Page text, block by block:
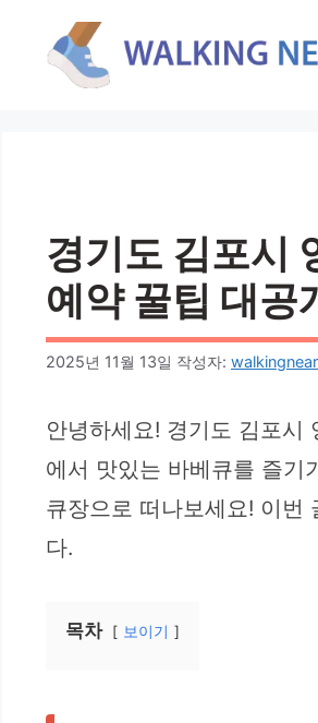
경기도 김포시
예약 꿀팁 대공
2025년 11월 13일 작성자: walkingnear
안녕하세요! 경기도 김포시
에서 맛있는 바베큐를 즐기
큐장으로 떠나보세요! 이번
다.
목차 보이기